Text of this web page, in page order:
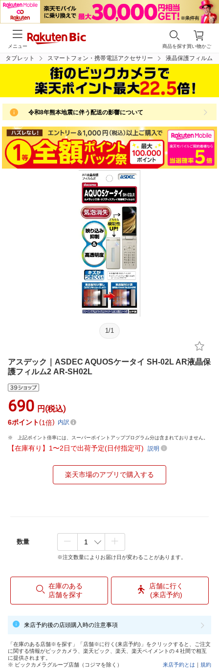
買い物かご
商品を探す
メニュー
タブレット スマートフォン・携帯電話アクセサリー 液晶保護フィルム
令和8年熊本地震に伴う配送の影響について
1 /1
アスデック｜ASDEC AQUOSケータイ SH-02L AR液晶保
護フィルム2 AR-SH02L
690 円(税込)
6ポイント 1倍 内訳
上記ポイント倍率には、スーパーポイントアッププログラム分は含まれておりません。
【在庫有り】1〜2日で出荷予定(日付指定可) 説明
楽天市場のアプリで購入する
数量
※注文数量によりお届け日が変わることがあります。
在庫のある
店舗を探す
店舗に行く
(来店予約)
来店予約後の店頭購入時の注意事項
「在庫のある店舗※を探す」「店舗※に行く(来店予約)」をクリックすると、ご注文
に関する情報がビックカメラ、楽天ビック、楽天、楽天ペイメントの４社間で相互
に提供されます。
※ ビックカメラグループ店舗（コジマを除く）
来店予約とは ｜ 規約